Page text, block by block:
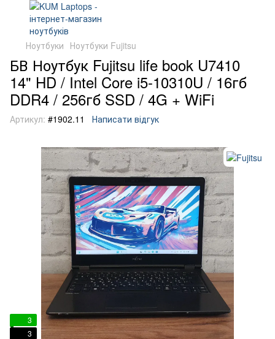
Ноутбуки Ноутбуки Fujitsu
БВ Ноутбук Fujitsu life book U7410
14" HD / Intel Core i5-10310U / 16гб
DDR4 / 256гб SSD / 4G + WiFi
Артикул: #1902.11 Написати відгук
3
3